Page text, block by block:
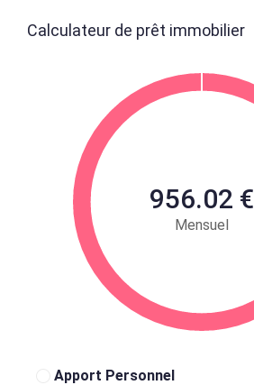
Calculateur de prêt immobilier
956.02 €
Mensuel
Apport Personnel